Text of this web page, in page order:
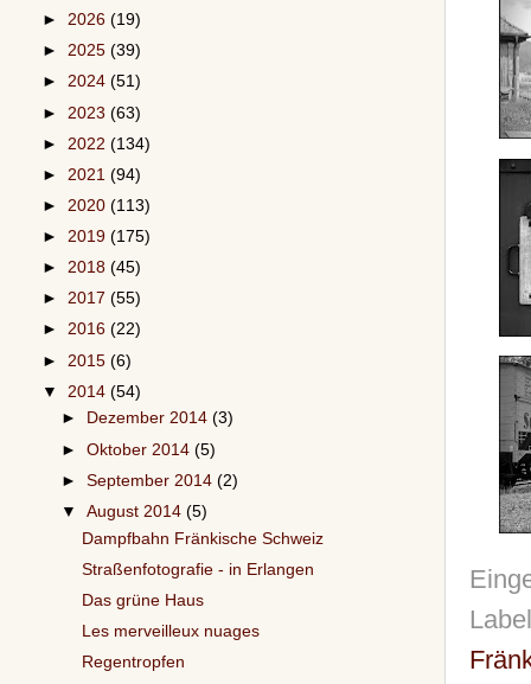
► 2026 (19)
► 2025 (39)
► 2024 (51)
► 2023 (63)
► 2022 (134)
► 2021 (94)
► 2020 (113)
► 2019 (175)
► 2018 (45)
► 2017 (55)
► 2016 (22)
► 2015 (6)
▼ 2014 (54)
►
Dezember 2014(3)
►Oktober 2014(5)
►September 2014(2)
▼August 2014(5)
Dampfbahn Fränkische Schweiz
Straßenfotografie - in Erlangen
Das grüne Haus
Les merveilleux nuages
Regentropfen